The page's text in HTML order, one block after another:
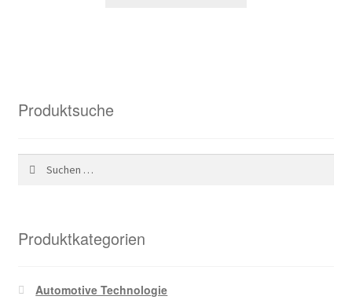
Produktsuche
Produktkategorien
Automotive Technologie